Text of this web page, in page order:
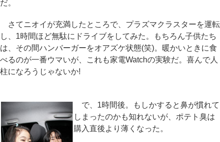
だ。
さてニオイが充満したところで、プラズマクラスターを運転
し、1時間ほど無駄にドライブをしてみた。もちろん子供たち
は、その間ハンバーガーをオアズケ状態(笑)。暖かいときに食
べるのが一番ウマいが、これも家電Watchの実験だ。喜んで人
柱になろうじゃないか!
で、1時間後。もしかすると鼻が慣れて
しまったのかも知れないが、ポテト臭は
購入直後より薄くなった。